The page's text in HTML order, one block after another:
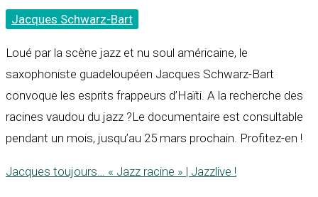
Jacques Schwarz-Bart
Loué par la scène jazz et nu soul américaine, le
saxophoniste guadeloupéen Jacques Schwarz-Bart
convoque les esprits frappeurs d’Haïti. A la recherche des
racines vaudou du jazz ?Le documentaire est consultable
pendant un mois, jusqu’au 25 mars prochain. Profitez-en !
Jacques toujours… « Jazz racine » | Jazzlive !